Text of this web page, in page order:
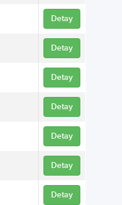
Detay
Detay
Detay
Detay
Detay
Detay
Detay